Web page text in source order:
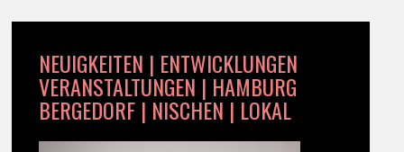
NEUIGKEITEN | ENTWICKLUNGEN
VERANSTALTUNGEN | HAMBURG
BERGEDORF | NISCHEN | LOKAL